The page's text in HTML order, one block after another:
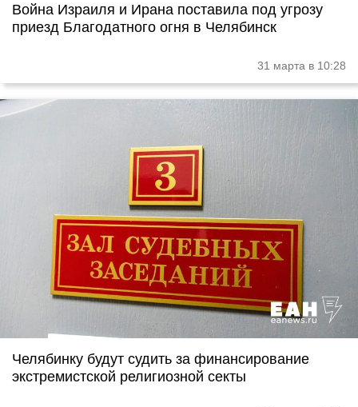
Война Израиля и Ирана поставила под угрозу
приезд Благодатного огня в Челябинск
31 марта в 10:28
Челябинку будут судить за финансирование
экстремистской религиозной секты